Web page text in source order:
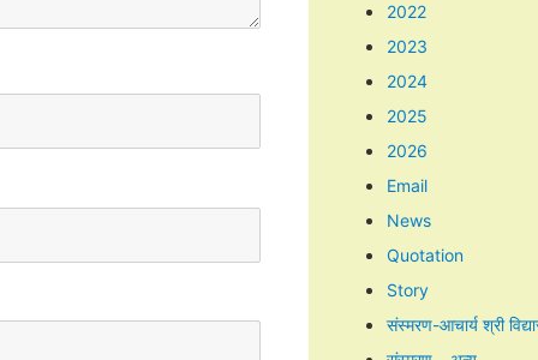
2022
2023
2024
2025
2026
Email
News
Quotation
Story
संस्मरण-आचार्य श्री